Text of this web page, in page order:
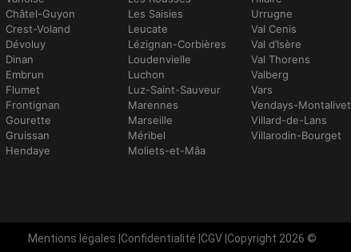
Châtel-Guyon
Crest-Voland
Dévoluy
Dinan
Embrun
Flumet
Frontignan
Gourette
Gruissan
Hendaye
Les Saisies
Leucate
Lézignan-Corbières
Loudenvielle
Luchon
Luz-Saint-Sauveur
Marennes
Marseille
Méribel
Moliets-et-Mâa
Urrugne
Val Cenis
Val d’Isère
Val Thorens
Valberg
Vars
Vendays-Montalivet
Villard-de-Lans
Villarodin-Bourget
Mentions légales Confidentialité CGV| Copyright 2026 ©